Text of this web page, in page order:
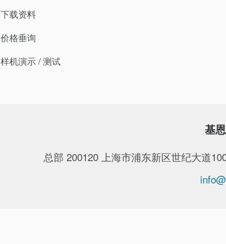
下载资料
价格垂询
样机演示 / 测试
基
总部 200120 上海市浦东新区世纪大道